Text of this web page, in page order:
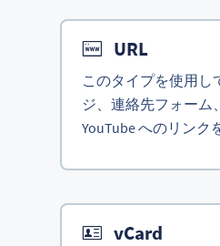
URL
このタイプを使用し
ジ、連絡先フォーム
YouTube へのリンク
vCard